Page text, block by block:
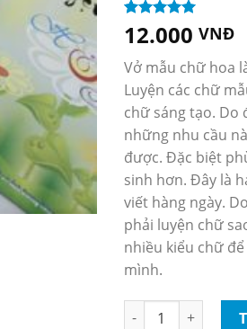
5.00 trên 5
dựa trên
201
12.000 VNĐ
Vở mẫu chữ hoa
Luyện các chữ
chữ sáng tạo. Do
những nhu cầu
được. Đặc biệt
sinh hơn. Đây là
viết hàng ngày.
phải luyện chữ
nhiều kiểu chữ
mình.
Vở mẫu chữ hoa